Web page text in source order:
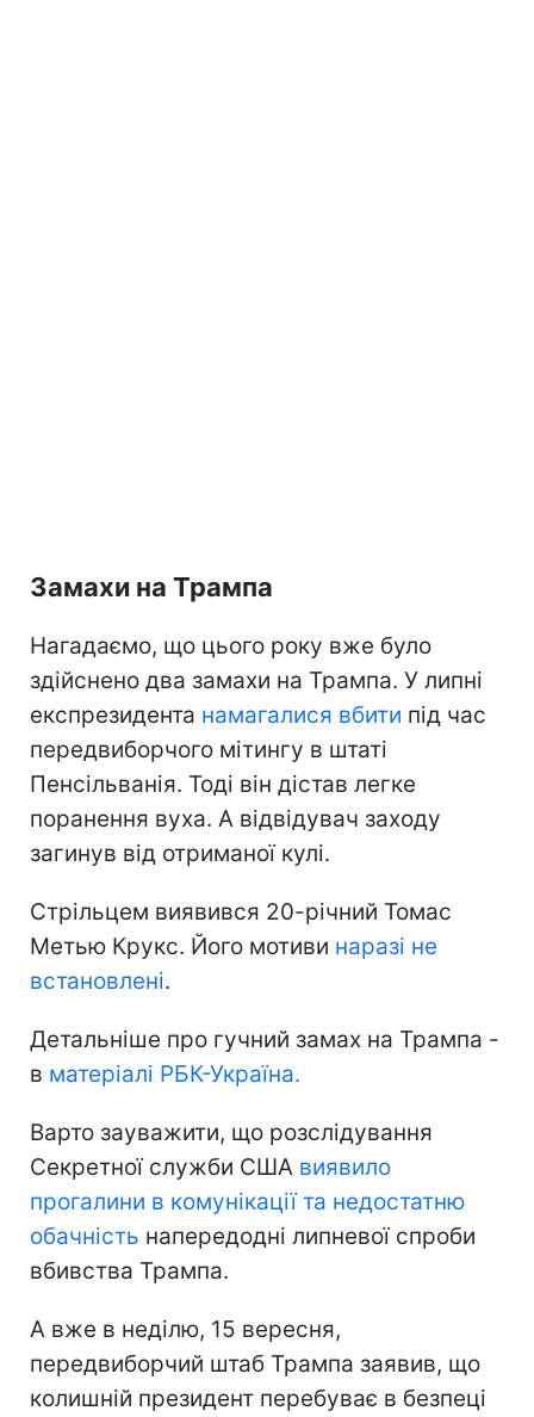
Замахи на Трампа
Нагадаємо, що цього року вже було
здійснено два замахи на Трампа. У липні
експрезидента намагалися вбити під час
передвиборчого мітингу в штаті
Пенсільванія. Тоді він дістав легке
поранення вуха. А відвідувач заходу
загинув від отриманої кулі.
Стрільцем виявився 20-річний Томас
Метью Крукс. Його мотиви наразі не
встановлені.
Детальніше про гучний замах на Трампа -
в матеріалі РБК-Україна.
Варто зауважити, що розслідування
Секретної служби США виявило
прогалини в комунікації та недостатню
обачність напередодні липневої спроби
вбивства Трампа.
А вже в неділю, 15 вересня,
передвиборчий штаб Трампа заявив, що
колишній президент перебуває в безпеці